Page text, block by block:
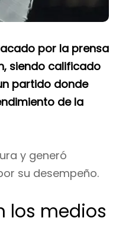
por la prensa
siendo calificado
partido donde
de la
y generó
su desempeño.
los medios